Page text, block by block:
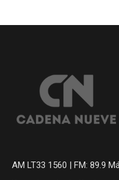
AM LT33 1560 | FM: 89.9